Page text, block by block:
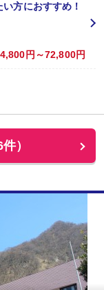
方におすすめ！
円～72,800円
）